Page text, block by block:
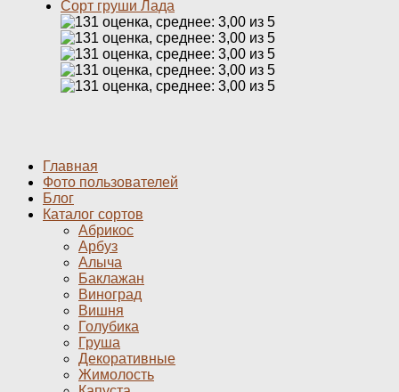
Сорт груши Лада
Главная
Фото пользователей
Блог
Каталог сортов
Абрикос
Арбуз
Алыча
Баклажан
Виноград
Вишня
Голубика
Груша
Декоративные
Жимолость